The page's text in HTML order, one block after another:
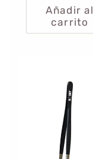
Añadir al
carrito